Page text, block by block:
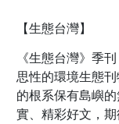
【生態台灣】
《生態台灣》季
思性的環境生態
的根系保有島嶼
實、精彩好文，期